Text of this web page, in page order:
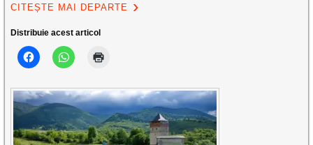
CITEȘTE MAI DEPARTE
Distribuie acest articol